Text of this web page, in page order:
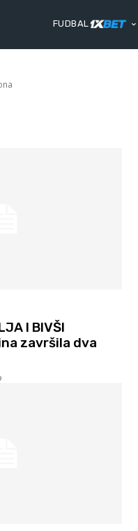
FUDBAL
I BIVŠI
završila dva